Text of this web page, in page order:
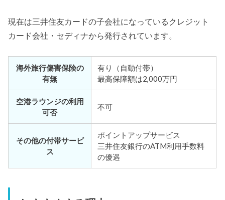
現在は三井住友カードの子会社になっているクレジット
カード会社・セディナから発行されています。
海外旅行傷害保険の
有無
有り（自動付帯）
最高保障額は2,000万円
空港ラウンジの利用
可否
不可
その他の付帯サービ
ス
ポイントアップサービス
三井住友銀行のATM利用手数料
の優遇